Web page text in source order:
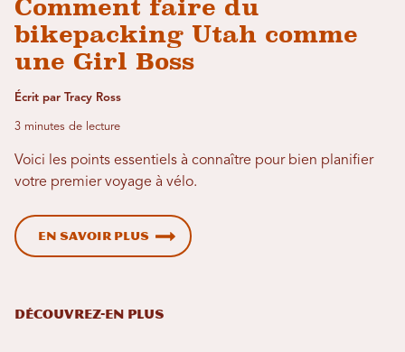
Comment faire du
bikepacking Utah comme
une Girl Boss
Écrit par Tracy Ross
3 minutes de lecture
Voici les points essentiels à connaître pour bien planifier
votre premier voyage à vélo.
En savoir plus
DÉCOUVREZ-EN PLUS